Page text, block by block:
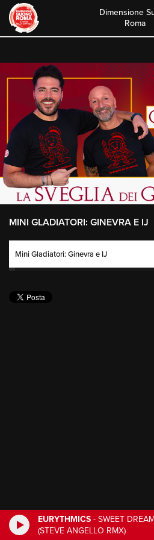
EURYTHMICS - SWEET
(STEVE ANGELLO RMX)
content
Dimensione
Roma
MINI GLADIATORI: GINEVRA E IJ
Mini Gladiatori: Ginevra e IJ